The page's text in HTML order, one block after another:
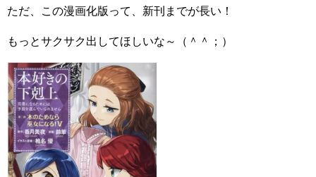
ただ、この漫画化版って、新刊までが長い！
もっとサクサク出してほしいな～（＾＾；）